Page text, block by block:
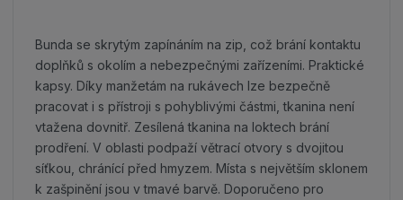
Bunda se skrytým zapínáním na zip, což brání kontaktu
doplňků s okolím a nebezpečnými zařízeními. Praktické
kapsy. Díky manžetám na rukávech lze bezpečně
pracovat i s přístroji s pohyblivými částmi, tkanina není
vtažena dovnitř. Zesílená tkanina na loktech brání
prodření. V oblasti podpaží větrací otvory s dvojitou
síťkou, chránící před hmyzem. Místa s největším sklonem
k zašpinění jsou v tmavé barvě. Doporučeno pro